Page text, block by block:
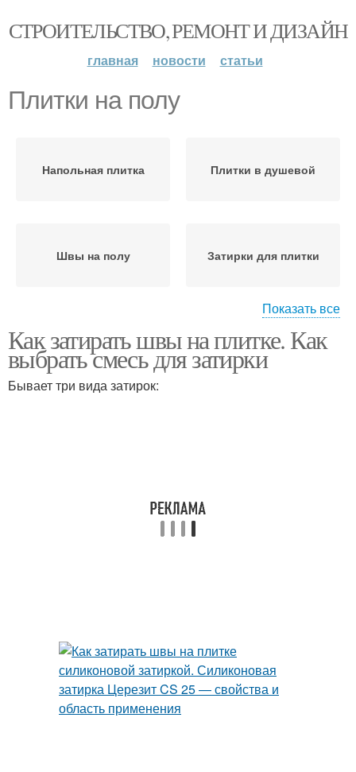
СТРОИТЕЛЬСТВО, РЕМОНТ И ДИЗАЙН
главная новости статьи
Плитки на полу
Напольная плитка Плитки в душевой
Швы на полу Затирки для плитки
Затирка для плитки
Показать все
Как затирать швы на плитке. Как
выбрать смесь для затирки
Бывает три вида затирок: